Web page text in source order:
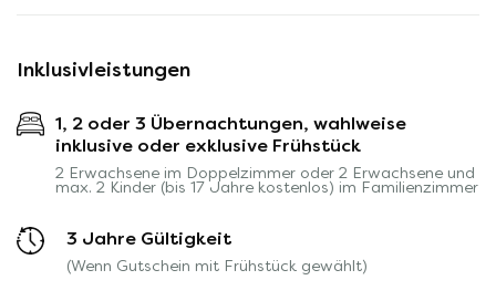
Inklusivleistungen
1, 2 oder 3 Übernachtungen, wahlweise
inklusive oder exklusive Frühstück
2 Erwachsene im Doppelzimmer oder 2 Erwachsene und
max. 2 Kinder (bis 17 Jahre kostenlos) im Familienzimmer
3 Jahre Gültigkeit
(Wenn Gutschein mit Frühstück gewählt)